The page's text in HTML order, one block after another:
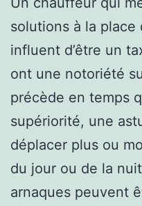
solutions à la
influent d’être un
ont une notoriété
précède en temps
supériorité, une
déplacer plus ou
du jour ou de la
arnaques peuvent